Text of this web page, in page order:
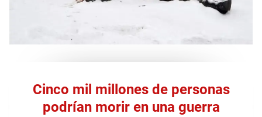
Cinco mil millones de personas
podrían morir en una guerra